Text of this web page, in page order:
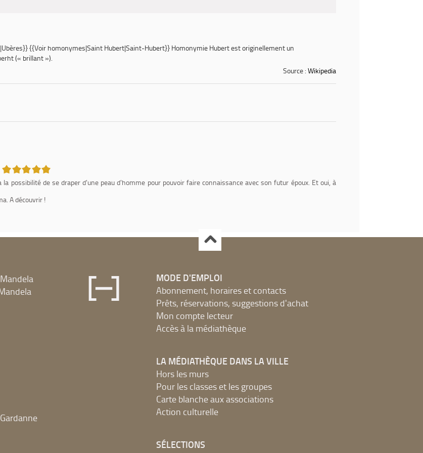
{{Voir homonymes|Saint Hubert|Saint-Hubert}} Homonymie Hubertest originellement un
(« brillant »).
Source : Wikipedia
5/5
possibilité de se draper d'une peau d'homme pour pouvoir faire connaissance avec son futur époux. Et oui, à
A découvrir !
MODE D'EMPLOI
Abonnement, horaires et contacts
Prêts, réservations, suggestions d'achat
Mon compte lecteur
Accès à la médiathèque
LA MÉDIATHÈQUE DANS LA VILLE
Hors les murs
Pour les classes et les groupes
Carte blanche aux associations
Action culturelle
SÉLECTIONS